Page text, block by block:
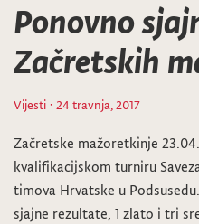
Ponovno
Začretskih
Vijesti · 24 travnja, 2017
Začretske mažoretkinje
kvalifikacijskom turniru
timova Hrvatske u
sjajne rezultate, 1 zlato i tri